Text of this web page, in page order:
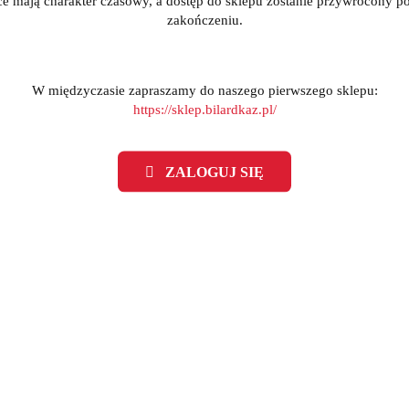
zakończeniu.
W międzyczasie zapraszamy do naszego pierwszego sklepu:
https://sklep.bilardkaz.pl/
ZALOGUJ SIĘ